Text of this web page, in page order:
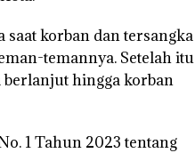
korban dan tersangka
temannya. Setelah itu
hingga korban
1 Tahun 2023 tentang
Sekolah Djuwita
Batam Segera
Ditutup!